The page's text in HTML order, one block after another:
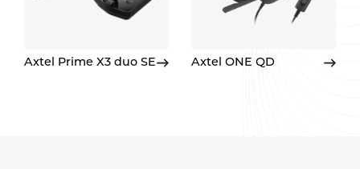
Axtel Prime X3 duo SE Axtel ONE QD